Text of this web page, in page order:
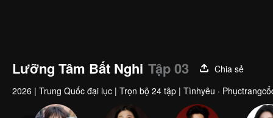
Lưỡng Tâm Bất Nghi Tập 03
Chia sẻ
2026 | Trung Quốc đại lục | Trọn bộ 24 tập | Tìnhyêu ·